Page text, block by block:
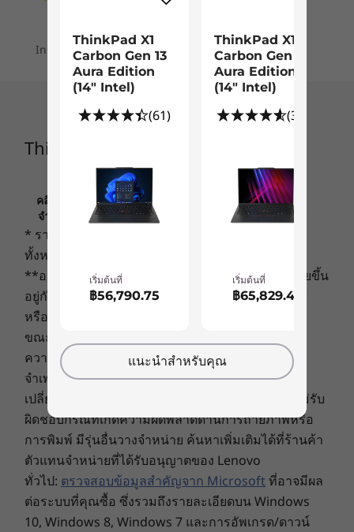
จอแสดงผล 2K มีให้เลือกทั้งแบบมีหรือไม่มีตัวเลือก
หน้าจอสัมผัส ให้มุมมองที่กว้างเกินจริงด้วย
อัตราส่วนภาพ 16:10 และ sRGB 100% กับแผงความ
ละเอียด 2160 x 1350 ให้ความคมชัดที่ยอดเยี่ยมและ
ความแม่นยำของสีที่น่าทึ่ง
เสียงที่ไม่เหมือนใคร
ไม่ว่าจะทำงานหรือเล่น ระบบลำโพง Dolby
Atmos
ของ ThinkPad X1 Nano จะยกระดับการฟัง
ของคุณขึ้นไปอีกขั้นด้วยเสียงที่น่าตื่นตาตื่นใจและ
สมจริง การเปิดใช้งาน Dolby Voice®จะช่วยลดเสียง
รบกวนรอบด้านให้เพื่อให้คุณได้รับประสบการณ์การ
ประชุมทางเสียง/วิดีโอที่ดีที่สุด และไมโครโฟน
quad-array ระยะไกลแบบ 360 องศา จะช่วยให้คุณ
ได้ยินเสียงดังและชัดเจนในทุกการโทร
®Xe
Discrete Trusted Platform Module (dTPM) 2.0
ตัวอ่านลายนิ้วมือแบบ Match-on-chip
เสียง
ระบบลำโพง Dolby Atmos
ระบบลำโพง
ไมโครโฟน quad-array แบบ 360 องศา 4 ตัว
กล้อง
กล้อง RGB FHD พร้อมชัตเตอร์ปิดเว็บแคมเพื่อความเป็นส่วน
ตัว
กล้อง FHD RGB IR ไฮบริดพร้อมชัตเตอร์ปิดเว็บแคมเพื่อ
ความเป็นส่วนตัว
FHD MIPI อินฟราเรด (IR) / พร้อมชัตเตอร์ความเป็นส่วนตัว
ของเว็บแคมและ Computer Vision
ขนาด (สูง x กว้าง x หนา)
ไม่ใช่หน้าจอสัมผัส: 14.47 มม. x 293.2 มม. x 208.0 มม. /
0.57 นิ้ว x 11.5 นิ้ว x 8.19 นิ้ว
หน้าจอสัมผัส: 14.77 มม. x 293.3 มม. x 208.1 มม. / 0.58 นิ้ว
x 11.5 นิ้ว x 8.19 นิ้ว
ระบบปฏิบัติการ
สูงสุด Windows 11
หน่วยความจำ
การจัดเก็บข้อมูล
Up to 1TB PCIe
SSD
Installment plans are available for your order
ThinkPad X1 Nano Gen 2
คลิกเพื่อดูข้อมูลที่สำคัญเกี่ยวกับการกำหนดราคา ข้อ
จำกัด การรับประกัน และข้อมูลอื่นๆ ของ LENOVO
* ราคาที่ระบุนี้ไม่รวมภาษีและภาษีสินค้าเข้าเมือง
ทั้งหมด
**อายุการใช้งานแบตเตอรี่จริงอาจแตกต่างกันไปโดยขึ้น
อยู่กับการใช้งานแอพพลิเคชั่น การตั้งค่า คุณลักษณะ
หรืองานที่เลือก การกำหนดค่าเครือข่าย อุณหภูมิใน
ขณะทำงาน และปัจจัยอื่นๆ อีกมากมาย
ความพร้อมในการให้บริการ: ข้อเสนอ ราคา ข้อมูล
จำเพาะ และความพร้อมในการให้บริการอาจ
เปลี่ยนแปลงได้โดยไม่ต้องแจ้งให้ทราบ Lenovo จะไม่รับ
ผิดชอบกรณีที่เกิดความผิดพลาดด้านการถ่ายภาพหรือ
การพิมพ์ มีรุ่นอื่นวางจำหน่าย ค้นหาเพิ่มเติมได้ที่ร้านค้า
ตัวแทนจำหน่ายที่ได้รับอนุญาตของ Lenovo
ทั่วไป: ตรวจสอบข้อมูลสำคัญจาก Microsoftที่อาจมีผล
ต่อระบบที่คุณซื้อ ซึ่งรวมถึงรายละเอียดบน Windows
10, Windows 8, Windows 7 และการอัพเกรด/ดาวน์
ThinkPad X1
Carbon Gen 13
Aura Edition
(14ʺ Intel)
(61)
เริ่มต้นที่
฿56,790.75
ThinkPad X1
Carbon Gen 13
Aura Edition
(14ʺ Intel)
(377)
เริ่มต้นที่
฿65,829.41
แนะนำสำหรับคุณ